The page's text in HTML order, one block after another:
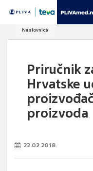
Naslovnica
Priručnik
Hrvatske
proizvoda
22.02.2018.